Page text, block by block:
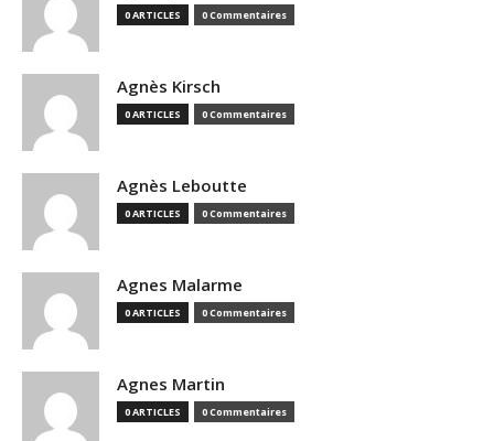
0 ARTICLES 0 Commentaires
Agnès Kirsch
0 ARTICLES 0 Commentaires
Agnès Leboutte
0 ARTICLES 0 Commentaires
Agnes Malarme
0 ARTICLES 0 Commentaires
Agnes Martin
0 ARTICLES 0 Commentaires